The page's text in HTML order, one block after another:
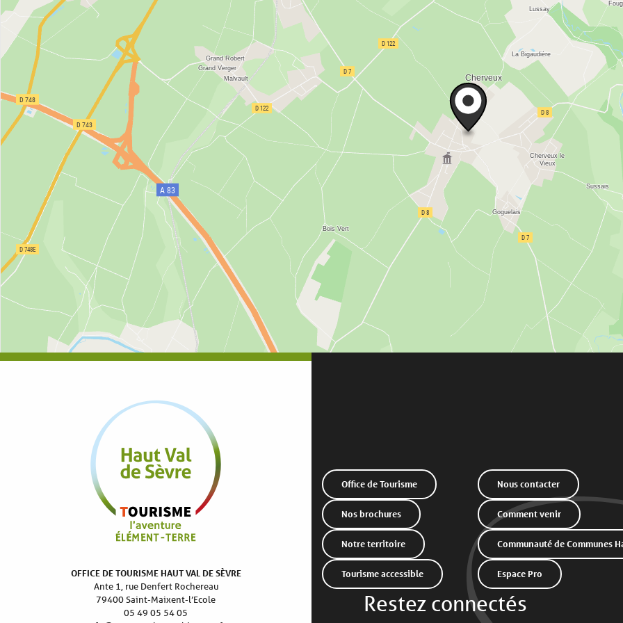
OFFICE DE TOURISME HAUT VAL DE SÈVRE
Ante 1, rue Denfert Rochereau
79400 Saint-Maixent-l’Ecole
05 49 05 54 05
Office de Tourisme Nous contacter
Nos brochures Comment venir
Notre territoire Communauté de Communes
Tourisme accessible Espace Pro
Restez connectés